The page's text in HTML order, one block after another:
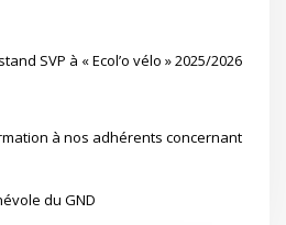
SVP à « Ecol’o vélo » 2025/2026
à nos adhérents concernant
du GND